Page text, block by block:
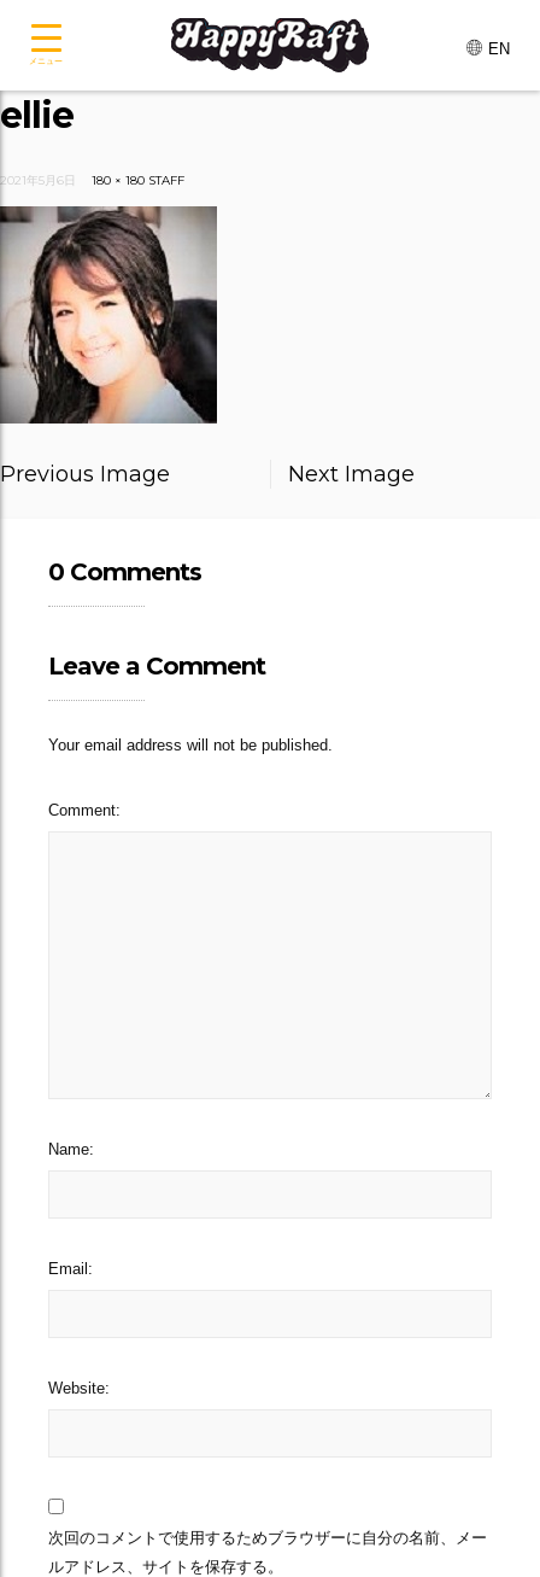
EN
ellie
2021年5月6日 180 × 180 STAFF
Previous Image Next Image
0 Comments
Leave a Comment
Your email address will not be published.
Comment:
Name:
Email:
Website:
次回のコメントで使用するためブラウザーに自分の名前、メー
ルアドレス、サイトを保存する。
メニュー